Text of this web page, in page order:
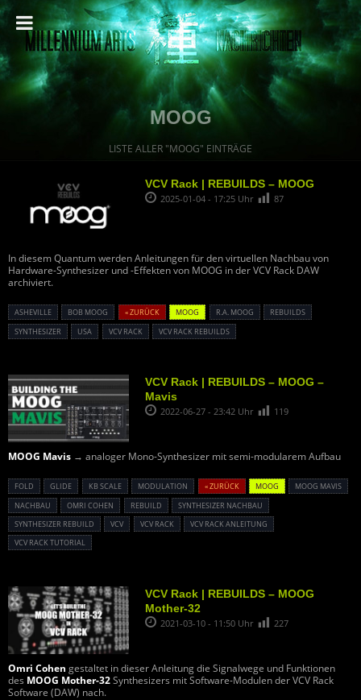
MOOG
LISTE ALLER "MOOG" EINTRÄGE
VCV Rack | REBUILDS – MOOG
2025-01-04 - 17:25 Uhr 87
In diesem Quantum werden Anleitungen für den virtuellen Nachbau von
Hardware-Synthesizer und -Effekten von MOOG in der VCV Rack DAW
archiviert.
ASHEVILLE BOB MOOG « ZURÜCK MOOG R.A. MOOG
REBUILDS
SYNTHESIZER
USA VCV RACK VCV RACK REBUILDS
VCV Rack | REBUILDS – MOOG –
Mavis
2022-06-27 - 23:42 Uhr 119
MOOG Mavis → analoger Mono-Synthesizer mit semi-modularem Aufbau
FOLD GLIDE KB SCALE MODULATION « ZURÜCK MOOG
MOOG MAVIS
NACHBAU
OMRI COHEN REBUILD
SYNTHESIZER NACHBAU
SYNTHESIZER REBUILD
VCV VCV RACK
VCV RACK ANLEITUNG
VCV RACK TUTORIAL
VCV Rack | REBUILDS – MOOG
Mother-32
2021-03-10 - 11:50 Uhr 227
Omri Cohen gestaltet in dieser Anleitung die Signalwege und Funktionen
des MOOG Mother-32Synthesizers mit Software-Modulen der VCV Rack
Software (DAW) nach.